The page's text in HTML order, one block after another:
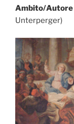
Ambito/Autore
Unterperger)